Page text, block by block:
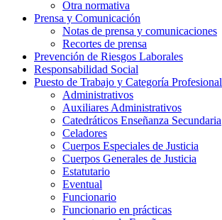
Otra normativa
Prensa y Comunicación
Notas de prensa y comunicaciones
Recortes de prensa
Prevención de Riesgos Laborales
Responsabilidad Social
Puesto de Trabajo y Categoría Profesional
Administrativos
Auxiliares Administrativos
Catedráticos Enseñanza Secundaria
Celadores
Cuerpos Especiales de Justicia
Cuerpos Generales de Justicia
Estatutario
Eventual
Funcionario
Funcionario en prácticas